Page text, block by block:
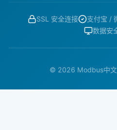
SSL 安全连接 支付宝 /
数据安
© 2026 Modbus中文